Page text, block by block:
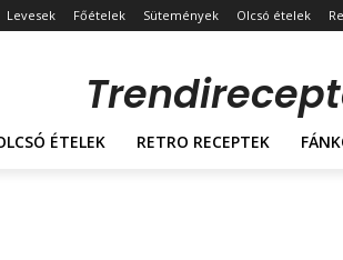
Levesek Főételek Sütemények Olcsó ételek
ÉTELEK RETRO RECEPTEK